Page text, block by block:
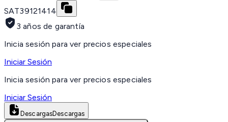
SAT39121414
3 años de garantía
Inicia sesión para ver precios especiales
Iniciar Sesión
Inicia sesión para ver precios especiales
Iniciar Sesión
DescargasDescargas